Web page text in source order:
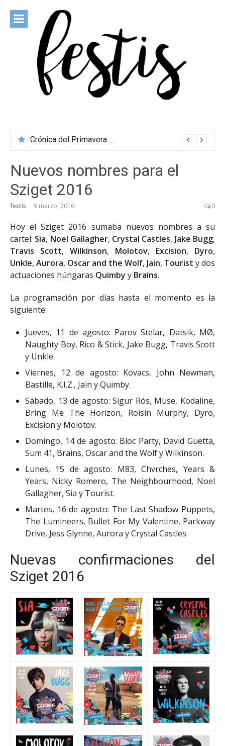
contenido
Crónica del Primavera Sound Porto 2026
Nuevos nombres para el
Sziget 2016
festis 9 marzo, 2016 0
Hoy el Sziget 2016 sumaba nuevos nombres a su
cartel: Sia, Noel Gallagher, Crystal Castles, Jake Bugg,
Travis Scott, Wilkinson, Molotov, Excision, Dyro,
Unkle, Aurora, Oscar and the Wolf, Jain, Tourist y dos
actuaciones húngaras Quimby y Brains.
La programación por días hasta el momento es la
siguiente:
Jueves, 11 de agosto: Parov Stelar, Datsik, MØ,
Naughty Boy, Rico & Stick, Jake Bugg, Travis Scott
y Unkle.
Viernes, 12 de agosto: Kovacs, John Newman,
Bastille, K.I.Z., Jain y Quimby.
Sábado, 13 de agosto: Sigur Rós, Muse, Kodaline,
Bring Me The Horizon, Roisín Murphy, Dyro,
Excision y Molotov.
Domingo, 14 de agosto: Bloc Party, David Guetta,
Sum 41, Brains, Oscar and the Wolf y Wilkinson.
Lunes, 15 de agosto: M83, Chvrches, Years &
Years, Nicky Romero, The Neighbourhood, Noel
Gallagher, Sia y Tourist.
Martes, 16 de agosto: The Last Shadow Puppets,
The Lumineers, Bullet For My Valentine, Parkway
Drive, Jess Glynne, Aurora y Crystal Castles.
Nuevas confirmaciones del
Sziget 2016